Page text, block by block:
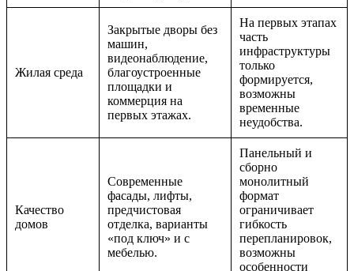
Жилая среда
Закрытые дворы без
машин,
видеонаблюдение,
благоустроенные
площадки и
коммерция на
первых этажах.
На первых этапах
часть
инфраструктуры
только
формируется,
возможны
временные
неудобства.
Качество
домов
Современные
фасады, лифты,
предчистовая
отделка, варианты
«под ключ» и с
мебелью.
Панельный и
сборно
монолитный
формат
ограничивает
гибкость
перепланировок,
возможны
особенности